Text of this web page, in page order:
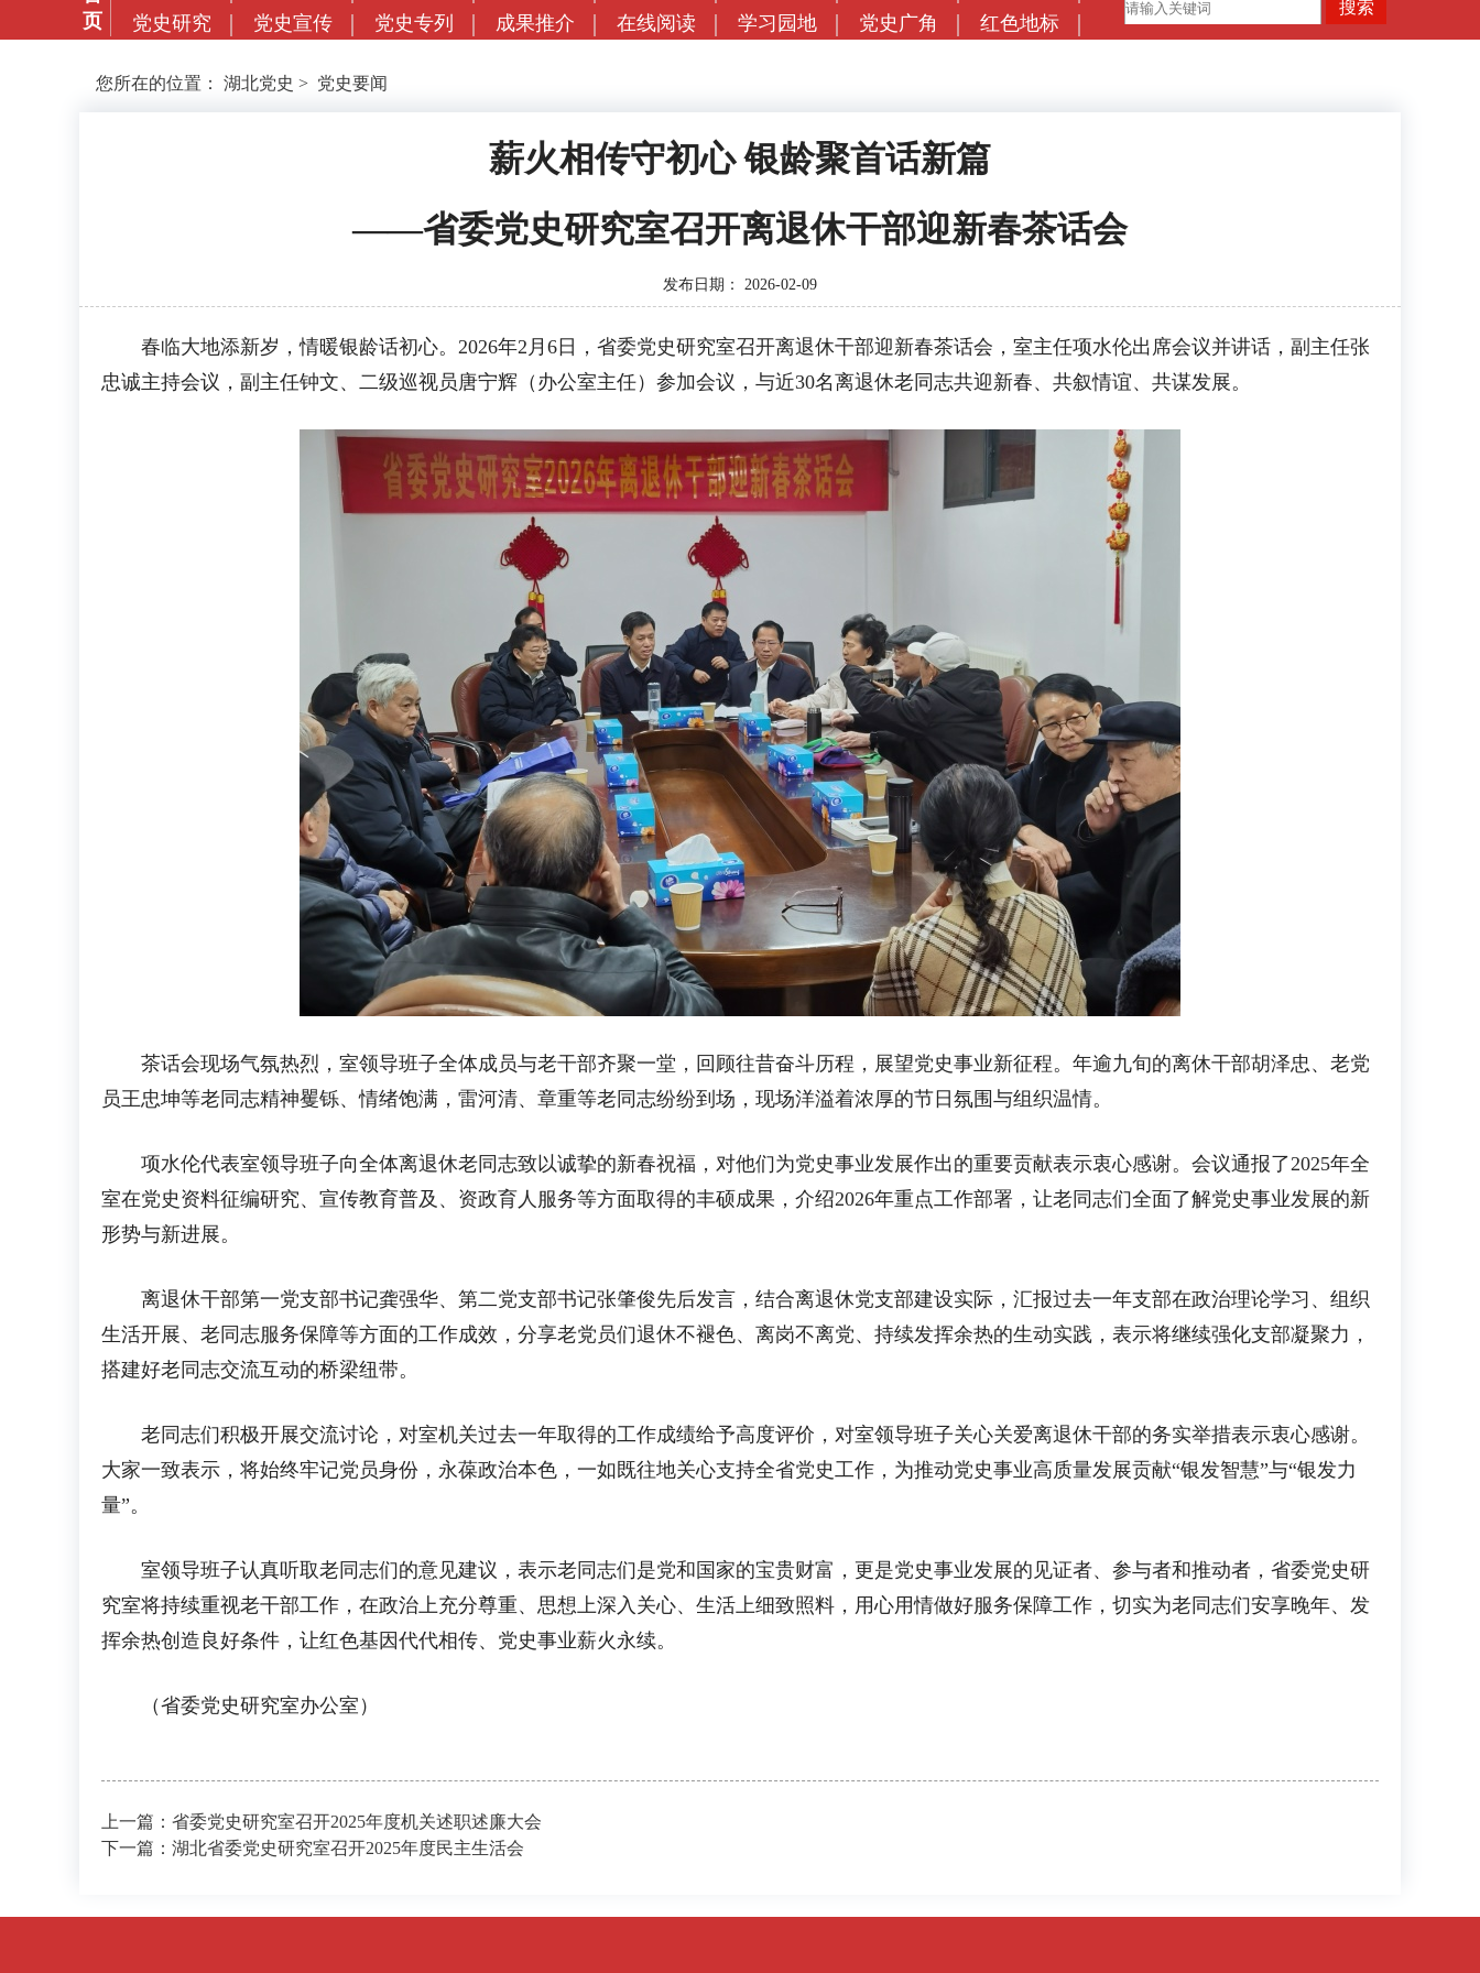
页
党史研究
党史宣传 党史专列 成果推介 在线阅读 学习园地 党史广角 红色地标
您所在的位置： 湖北党史 > 党史要闻
薪火相传守初心 银龄聚首话新篇
——省委党史研究室召开离退休干部迎新春茶话会
发布日期： 2026-02-09
春临大地添新岁，情暖银龄话初心。2026年2月6日，省委党史研究室召开离退休干部迎新春茶话会，室主任项水伦出席会议并讲话，副主任张
忠诚主持会议，副主任钟文、二级巡视员唐宁辉（办公室主任）参加会议，与近30名离退休老同志共迎新春、共叙情谊、共谋发展。
茶话会现场气氛热烈，室领导班子全体成员与老干部齐聚一堂，回顾往昔奋斗历程，展望党史事业新征程。年逾九旬的离休干部胡泽忠、老党
员王忠坤等老同志精神矍铄、情绪饱满，雷河清、章重等老同志纷纷到场，现场洋溢着浓厚的节日氛围与组织温情。
项水伦代表室领导班子向全体离退休老同志致以诚挚的新春祝福，对他们为党史事业发展作出的重要贡献表示衷心感谢。会议通报了2025年全
室在党史资料征编研究、宣传教育普及、资政育人服务等方面取得的丰硕成果，介绍2026年重点工作部署，让老同志们全面了解党史事业发展的新
形势与新进展。
离退休干部第一党支部书记龚强华、第二党支部书记张肇俊先后发言，结合离退休党支部建设实际，汇报过去一年支部在政治理论学习、组织
生活开展、老同志服务保障等方面的工作成效，分享老党员们退休不褪色、离岗不离党、持续发挥余热的生动实践，表示将继续强化支部凝聚力，
搭建好老同志交流互动的桥梁纽带。
老同志们积极开展交流讨论，对室机关过去一年取得的工作成绩给予高度评价，对室领导班子关心关爱离退休干部的务实举措表示衷心感谢。
大家一致表示，将始终牢记党员身份，永葆政治本色，一如既往地关心支持全省党史工作，为推动党史事业高质量发展贡献“银发智慧”与“银发力
量”。
室领导班子认真听取老同志们的意见建议，表示老同志们是党和国家的宝贵财富，更是党史事业发展的见证者、参与者和推动者，省委党史研
究室将持续重视老干部工作，在政治上充分尊重、思想上深入关心、生活上细致照料，用心用情做好服务保障工作，切实为老同志们安享晚年、发
挥余热创造良好条件，让红色基因代代相传、党史事业薪火永续。
（省委党史研究室办公室）
上一篇：省委党史研究室召开2025年度机关述职述廉大会
下一篇：湖北省委党史研究室召开2025年度民主生活会